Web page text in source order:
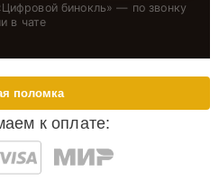
Цифровой бинокль» — по звонку
в чате
к оплате:
поломка